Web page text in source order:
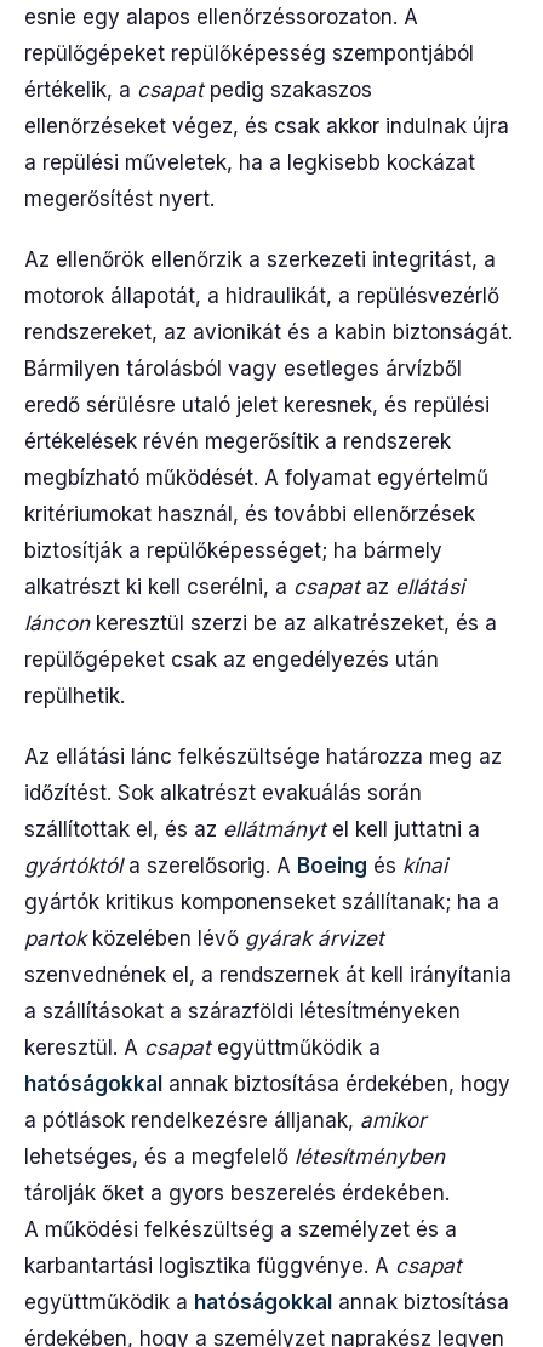
esnie egy alapos ellenőrzéssorozaton. A
repülőgépeket repülőképesség szempontjából
értékelik, a csapatpedig szakaszos
ellenőrzéseket végez, és csak akkor indulnak újra
a repülési műveletek, ha a legkisebb kockázat
megerősítést nyert.
Az ellenőrök ellenőrzik a szerkezeti integritást, a
motorok állapotát, a hidraulikát, a repülésvezérlő
rendszereket, az avionikát és a kabin biztonságát.
Bármilyen tárolásból vagy esetleges árvízből
eredő sérülésre utaló jelet keresnek, és repülési
értékelések révén megerősítik a rendszerek
megbízható működését. A folyamat egyértelmű
kritériumokat használ, és további ellenőrzések
biztosítják a repülőképességet; ha bármely
alkatrészt ki kell cserélni, a csapataz ellátási
lánconkeresztül szerzi be az alkatrészeket, és a
repülőgépeket csak az engedélyezés után
repülhetik.
Az ellátási lánc felkészültsége határozza meg az
időzítést. Sok alkatrészt evakuálás során
szállítottak el, és az ellátmánytel kell juttatni a
gyártóktóla szerelősorig. A Boeing és kínai
gyártók kritikus komponenseket szállítanak; ha a
partokközelében lévő gyárak árvizet
szenvednének el, a rendszernek át kell irányítania
a szállításokat a szárazföldi létesítményeken
keresztül. A csapategyüttműködik a
hatóságokkal annak biztosítása érdekében, hogy
a pótlások rendelkezésre álljanak, amikor
lehetséges, és a megfelelő létesítményben
tárolják őket a gyors beszerelés érdekében.
A működési felkészültség a személyzet és a
karbantartási logisztika függvénye. A csapat
együttműködik a hatóságokkal annak biztosítása
érdekében, hogy a személyzet naprakész legyen